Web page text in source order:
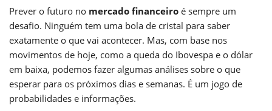
Prever o futuro no mercado financeiro é sempre um
desafio. Ninguém tem uma bola de cristal para saber
exatamente o que vai acontecer. Mas, com base nos
movimentos de hoje, como a queda do Ibovespa e o dólar
em baixa, podemos fazer algumas análises sobre o que
esperar para os próximos dias e semanas. É um jogo de
probabilidades e informações.